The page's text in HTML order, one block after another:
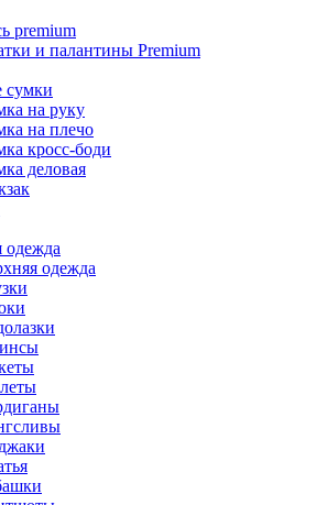
premium
и палантины Premium
сумки
на руку
на плечо
кросс-боди
деловая
одежда
одежда